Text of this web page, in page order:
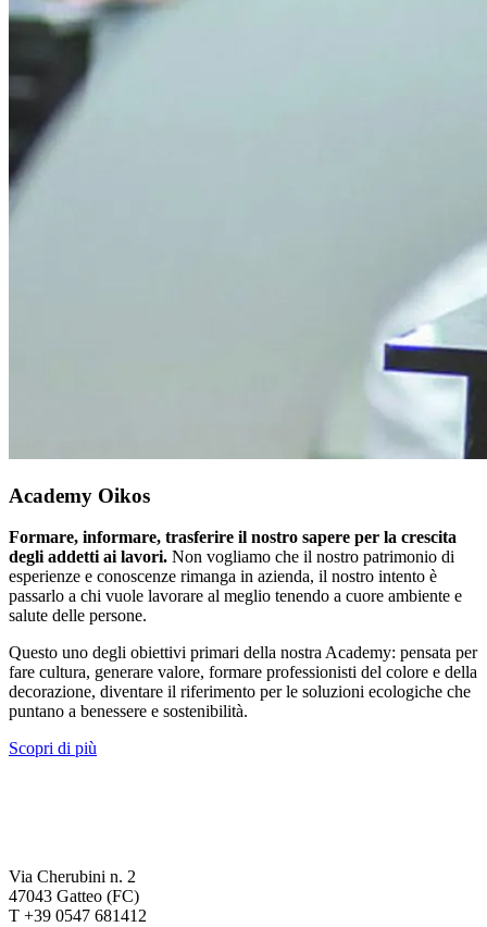
Academy Oikos
Formare, informare, trasferire il nostro sapere per la crescita
degli addetti ai lavori. Non vogliamo che il nostro patrimonio di
esperienze e conoscenze rimanga in azienda, il nostro intento è
passarlo a chi vuole lavorare al meglio tenendo a cuore ambiente e
salute delle persone.
Questo uno degli obiettivi primari della nostra Academy: pensata per
fare cultura, generare valore, formare professionisti del colore e della
decorazione, diventare il riferimento per le soluzioni ecologiche che
puntano a benessere e sostenibilità.
Scopri di più
Via Cherubini n. 2
47043 Gatteo (FC)
T +39 0547 681412